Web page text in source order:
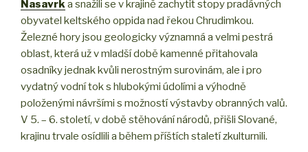
Nasavrka snažili se v krajině zachytit stopy pradávných
obyvatel keltského oppida nad řekou Chrudimkou.
Železné hory jsou geologicky významná a velmi pestrá
oblast, která už v mladší době kamenné přitahovala
osadníky jednak kvůli nerostným surovinám, ale i pro
vydatný vodní tok s hlubokými údolími a výhodně
položenými návršími s možností výstavby obranných valů.
V 5. – 6. století, v době stěhování národů, přišli Slované,
krajinu trvale osídlili a během příštích staletí zkulturnili.